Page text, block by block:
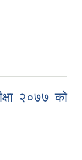
२०७७ को